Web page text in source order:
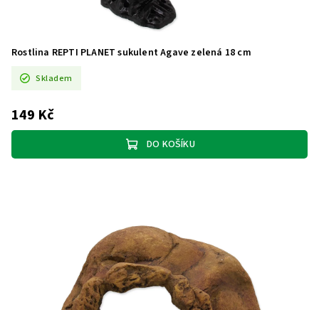
Rostlina REPTI PLANET sukulent Agave zelená 18 cm
Skladem
149 Kč
DO KOŠÍKU